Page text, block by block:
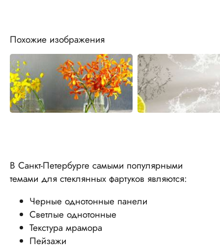
Похожие изображения
В Санкт-Петербурге самыми популярными
темами для стеклянных фартуков являются:
Черные однотонные панели
Светлые однотонные
Текстура мрамора
Пейзажи